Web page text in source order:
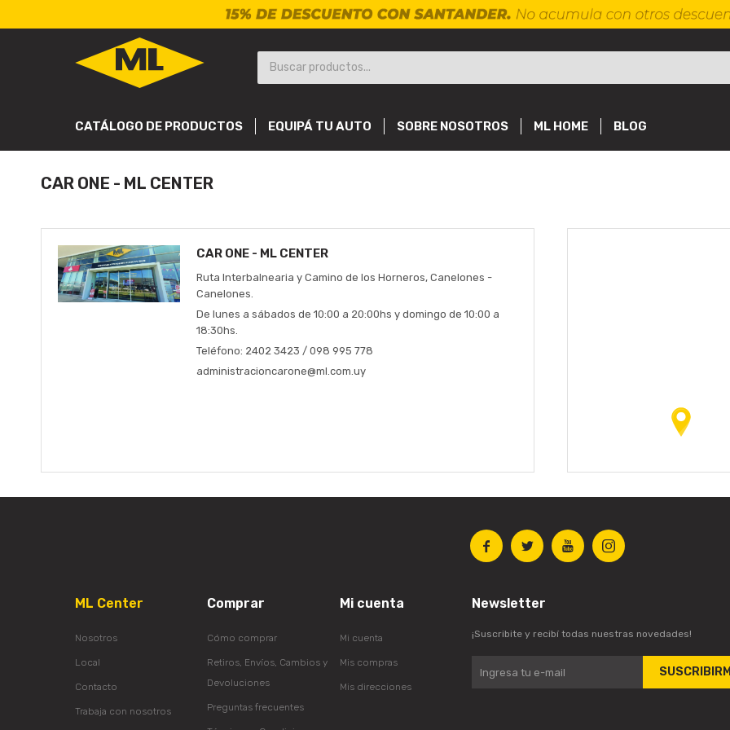
CATÁLOGO DE PRODUCTOS EQUIPÁ TU AUTO SOBRE NOSOTROS ML HOME BLOG
CAR ONE - ML CENTER
CAR ONE - ML CENTER
Ruta Interbalnearia y Camino de los Horneros, Canelones -
Canelones.
De lunes a sábados de 10:00 a 20:00hs y domingo de 10:00 a
18:30hs.
Teléfono: 2402 3423 / 098 995 778
administracioncarone@ml.com.uy
   
ML Center
Nosotros
Local
Contacto
Trabaja con nosotros
Comprar
Cómo comprar
Retiros, Envíos, Cambios y
Devoluciones
Preguntas frecuentes
Mi cuenta
Mi cuenta
Mis compras
Mis direcciones
Newsletter
¡Suscribite y recibí todas nuestras novedades!